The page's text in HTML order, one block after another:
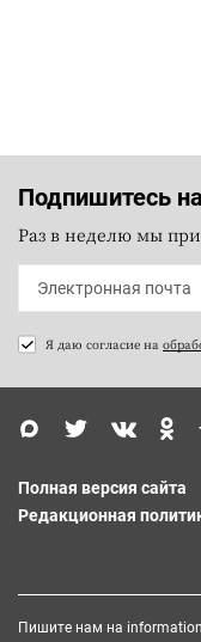
Подпишитесь
Раз в неделю мы
Я даю согласие на
Полная версия сайта
Редакционная
Пишите нам на